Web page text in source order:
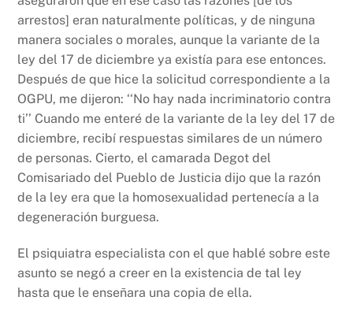
arrestos] eran naturalmente políticas, y de ninguna
manera sociales o morales, aunque la variante de la
ley del 17 de diciembre ya existía para ese entonces.
Después de que hice la solicitud correspondiente a la
OGPU, me dijeron: ‘‘No hay nada incriminatorio contra
ti’’ Cuando me enteré de la variante de la ley del 17 de
diciembre, recibí respuestas similares de un número
de personas. Cierto, el camarada Degot del
Comisariado del Pueblo de Justicia dijo que la razón
de la ley era que la homosexualidad pertenecía a la
degeneración burguesa.
El psiquiatra especialista con el que hablé sobre este
asunto se negó a creer en la existencia de tal ley
hasta que le enseñara una copia de ella.